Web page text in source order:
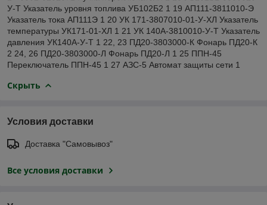
У-Т Указатель уровня топлива УБ102Б2 1 19 АП111-3811010-Э
Указатель тока АП111Э 1 20 УК 171-3807010-01-У-ХЛ Указатель
температуры УК171-01-ХЛ 1 21 УК 140А-3810010-У-Т Указатель
давления УК140А-У-Т 1 22, 23 ПД20-3803000-К Фонарь ПД20-К
2 24, 26 ПД20-3803000-Л Фонарь ПД20-Л 1 25 ППН-45
Переключатель ППН-45 1 27 АЗС-5 Автомат защиты сети 1
Скрыть
Условия доставки
Доставка "Самовывоз"
Все условия доставки